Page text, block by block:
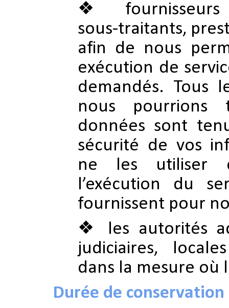
sous-traitants,
afin de nous
exécution de
demandés. Tous
nous pourrions
données sont
sécurité de vos
ne les utiliser
l’exécution du
fournissent pour
les autorités
judiciaires,
dans la mesure où
Durée de conservation